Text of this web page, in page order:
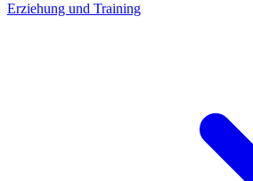
Erziehung und Training